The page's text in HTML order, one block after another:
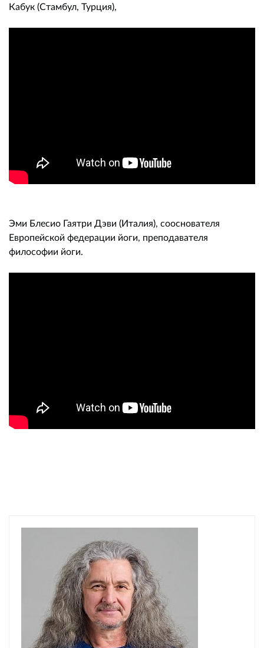
Кабук (Стамбул, Турция),
Эми Блесио Гаятри Дэви (Италия), сооснователя
Европейской федерации йоги, преподавателя
философии йоги.